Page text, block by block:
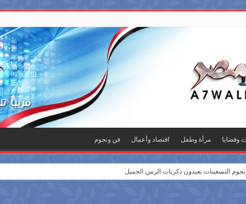
وقضايا مرأة وطفل اقتصاد وأعمال فن ونجوم
التسعينات يعيدون ذكريات الزمن الجميل